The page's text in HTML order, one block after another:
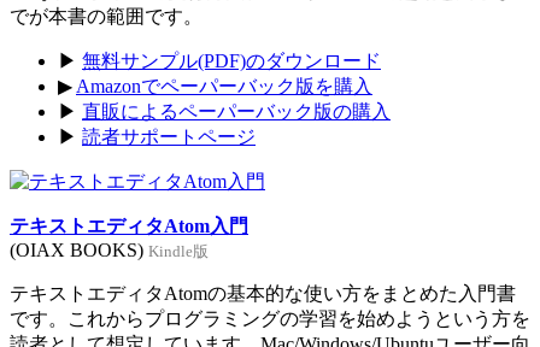
でが本書の範囲です。
▶ 無料サンプル(PDF)のダウンロード
▶ Amazonでペーパーバック版を購入
▶ 直販によるペーパーバック版の購入
▶ 読者サポートページ
テキストエディタAtom入門
(OIAX BOOKS) Kindle版
テキストエディタAtomの基本的な使い方をまとめた入門書
です。これからプログラミングの学習を始めようという方を